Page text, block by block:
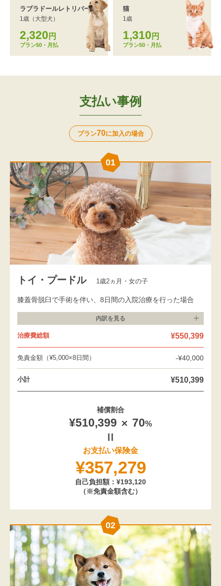
ラブラドールレトリバー
1歳（大型犬）
2,320 円
プラン50・月払
猫
1歳
1,310 円
プラン50・月払
支払い事例
プラン70に加入の場合
01
トイ・プードル 1歳2ヵ月・女の子
膝蓋骨脱臼で手術を伴い、8日間の入院治療を行った場合
内訳を 見る
治療費総額 ¥550,399
免責金額（¥5,000×8日間） -¥40,000
小計 ¥510,399
補償割合
¥510,399 70%
お支払い保険金
¥357,279
自己負担額：¥193,120
（※免責金額含む）
02